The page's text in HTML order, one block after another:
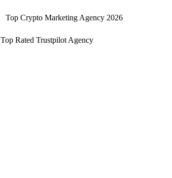
Top Crypto Marketing Agency 2026
Top Rated Trustpilot Agency